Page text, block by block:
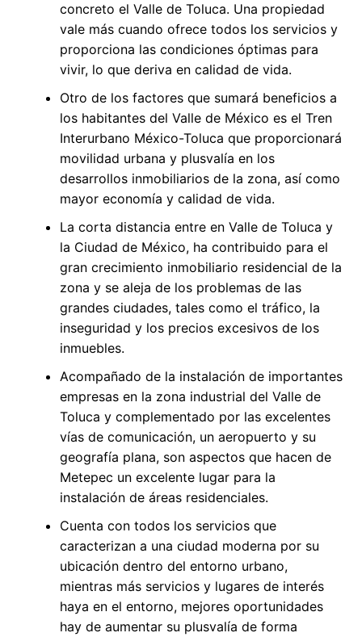
concreto el Valle de Toluca. Una propiedad
vale más cuando ofrece todos los servicios y
proporciona las condiciones óptimas para
vivir, lo que deriva en calidad de vida.
Otro de los factores que sumará beneficios a
los habitantes del Valle de México es el Tren
Interurbano México-Toluca que proporcionará
movilidad urbana y plusvalía en los
desarrollos inmobiliarios de la zona, así como
mayor economía y calidad de vida.
La corta distancia entre en Valle de Toluca y
la Ciudad de México, ha contribuido para el
gran crecimiento inmobiliario residencial de la
zona y se aleja de los problemas de las
grandes ciudades, tales como el tráfico, la
inseguridad y los precios excesivos de los
inmuebles.
Acompañado de la instalación de importantes
empresas en la zona industrial del Valle de
Toluca y complementado por las excelentes
vías de comunicación, un aeropuerto y su
geografía plana, son aspectos que hacen de
Metepec un excelente lugar para la
instalación de áreas residenciales.
Cuenta con todos los servicios que
caracterizan a una ciudad moderna por su
ubicación dentro del entorno urbano,
mientras más servicios y lugares de interés
haya en el entorno, mejores oportunidades
hay de aumentar su plusvalía de forma